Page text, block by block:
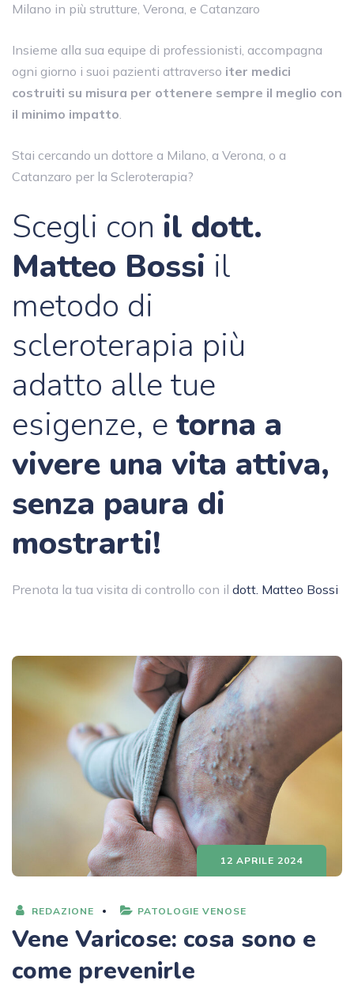
Milano in più strutture, Verona, e Catanzaro
Insieme alla sua equipe di professionisti, accompagna
ogni giorno i suoi pazienti attraverso iter medici
costruiti su misura per ottenere sempre il meglio con
il minimo impatto.
Stai cercando un dottore a Milano, a Verona, o a
Catanzaro per la Scleroterapia?
Scegli con il dott.
Matteo Bossi il
metodo di
scleroterapia più
adatto alle tue
esigenze, e torna a
vivere una vita attiva,
senza paura di
mostrarti!
Prenota la tua visita di controllo con il dott. Matteo Bossi
12 APRILE 2024
REDAZIONE PATOLOGIE VENOSE
Vene Varicose: cosa sono e
come prevenirle